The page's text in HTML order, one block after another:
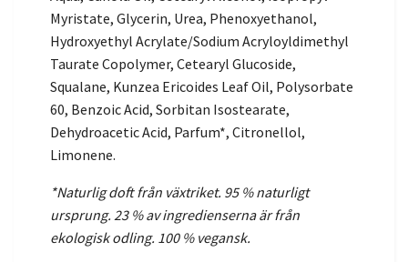
Myristate, Glycerin, Urea, Phenoxyethanol,
Hydroxyethyl Acrylate/Sodium Acryloyldimethyl
Taurate Copolymer, Cetearyl Glucoside,
Squalane, Kunzea Ericoides Leaf Oil, Polysorbate
60, Benzoic Acid, Sorbitan Isostearate,
Dehydroacetic Acid, Parfum*, Citronellol,
Limonene.
*Naturlig doft från växtriket. 95 % naturligt
ursprung. 23 % av ingredienserna är från
ekologisk odling. 100 % vegansk.